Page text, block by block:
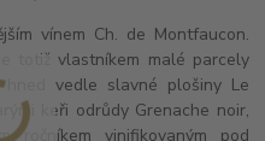
vínem Ch. de Montfaucon.
totiž vlastníkem malé parcely
hned vedle slavné plošiny Le
keři odrůdy Grenache noir,
ročníkem vinifikovaným pod